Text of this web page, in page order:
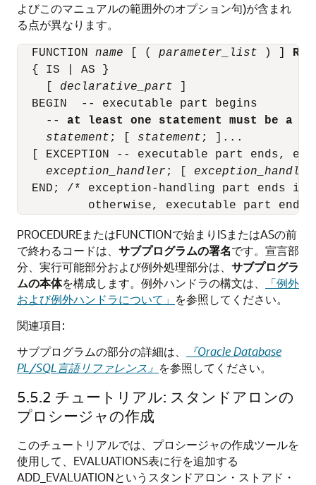
よびこのマニュアルの範囲外のオプション句)が含まれ
る点が異なります。
  FUNCTION
name [ ( parameter_list ) ]
  { IS | AS }
declarative_part
  BEGIN  -- executable part begins
    --
at least one statement must be a
statement ; [ statement ; ]...
[ EXCEPTION -- executable part ends,
exception_handler ; [ exception_handler
END; /* exception-handling part ends if
PROCEDUREまたはFUNCTIONで始まり ISまたはASの前
で終わるコードは、 サブプログラムの署名です。宣言部
分、実行可能部分および例外処理部分は、 サブプログラ
ムの本体を構成します。 例外ハンドラの構文は、
「例外
および例外ハンドラについて」 を参照してください。
関連項目:
サブプログラムの部分の詳細は、
『Oracle Database
PL/SQL言語リファレンス』 を参照してください。
5.5.2 チュートリアル: スタンドアロンの
プロシージャの作成
このチュートリアルでは、プロシージャの作成ツールを
使用して、EVALUATIONS表に行を追加する
ADD_EVALUATIONというスタンドアロン・ストアド・